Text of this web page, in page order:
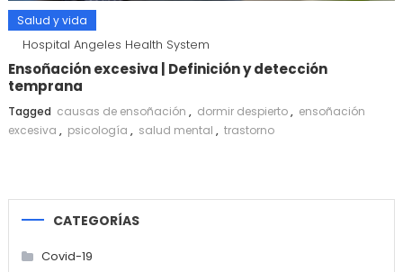
Salud y vida
Hospital Angeles Health System
Ensoñación excesiva | Definición y detección
temprana
Tagged causas de ensoñación , dormir despierto, ensoñación
excesiva , psicología , salud mental , trastorno
CATEGORÍAS
Covid-19